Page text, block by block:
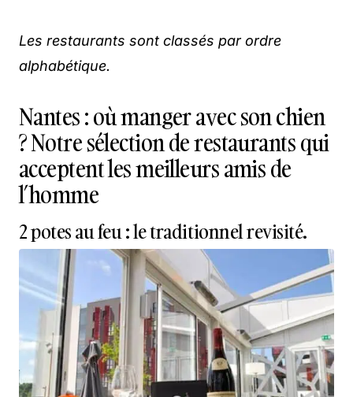
Les restaurants sont classés par ordre
alphabétique.
Nantes : où manger avec son chien
? Notre sélection de restaurants qui
acceptent les meilleurs amis de
l’homme
2 potes au feu : le traditionnel revisité.